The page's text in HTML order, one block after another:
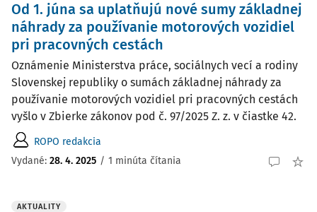
Od 1. júna sa uplatňujú nové sumy základnej
náhrady za používanie motorových vozidiel
pri pracovných cestách
Oznámenie Ministerstva práce, sociálnych vecí a rodiny
Slovenskej republiky o sumách základnej náhrady za
používanie motorových vozidiel pri pracovných cestách
vyšlo v Zbierke zákonov pod č. 97/2025 Z. z. v čiastke 42.
ROPO redakcia
Vydané: 28. 4. 2025 / 1 minúta čítania
AKTUALITY